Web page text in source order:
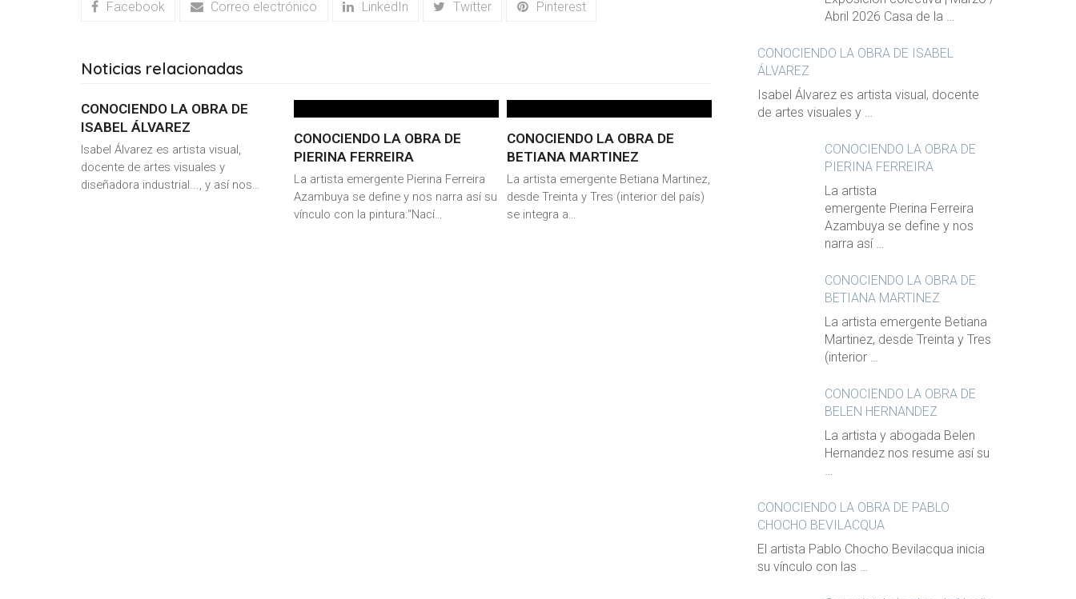
Facebook Correo electrónico LinkedIn Twitter Pinterest
Noticias relacionadas
CONOCIENDO LA OBRA DE
ISABEL ÁLVAREZ
Isabel Álvarez es artista visual,
docente de artes visuales y
diseñadora industrial..., y así nos…
CONOCIENDO LA OBRA DE
PIERINA FERREIRA
La artista emergente Pierina Ferreira
Azambuya se define y nos narra así su
vínculo con la pintura:‘‘Nací…
CONOCIENDO LA OBRA DE
BETIANA MARTINEZ
La artista emergente Betiana Martinez,
desde Treinta y Tres (interior del país)
se integra a…
Abril 2026 Casa de la …
CONOCIENDO LA OBRA DE ISABEL
ÁLVAREZ
Isabel Álvarez es artista visual, docente
de artes visuales y …
CONOCIENDO LA OBRA DE
PIERINA FERREIRA
La artista
emergente Pierina Ferreira
Azambuya se define y nos
narra así …
CONOCIENDO LA OBRA DE
BETIANA MARTINEZ
La artista emergente Betiana
Martinez, desde Treinta y Tres
(interior …
CONOCIENDO LA OBRA DE
BELEN HERNANDEZ
La artista y abogada Belen
Hernandez nos resume así su
…
CONOCIENDO LA OBRA DE PABLO
CHOCHO BEVILACQUA
El artista Pablo Chocho Bevilacqua inicia
su vínculo con las …